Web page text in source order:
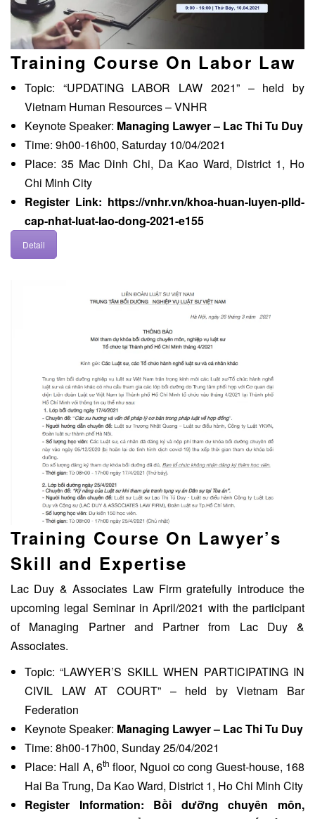
Training Course On Labor Law
Topic: “UPDATING LABOR LAW 2021” – held by
Vietnam Human Resources – VNHR
Keynote Speaker: Managing Lawyer – Lac Thi Tu Duy
Time: 9h00-16h00, Saturday 10/04/2021
Place: 35 Mac Dinh Chi, Da Kao Ward, District 1, Ho
Chi Minh City
Register Link: https://vnhr.vn/khoa-huan-luyen-plld-
cap-nhat-luat-lao-dong-2021-e155
Detail
Training Course On Lawyer’s
Skill and Expertise
Lac Duy & Associates Law Firm gratefully introduce the
upcoming legal Seminar in April/2021 with the participant
of Managing Partner and Partner from Lac Duy &
Associates.
Topic: “LAWYER’S SKILL WHEN PARTICIPATING IN
CIVIL LAW AT COURT” – held by Vietnam Bar
Federation
Keynote Speaker: Managing Lawyer – Lac Thi Tu Duy
Time: 8h00-17h00, Sunday 25/04/2021
Place: Hall A, 6th floor, Nguoi co cong Guest-house, 168
Hai Ba Trung, Da Kao Ward, District 1, Ho Chi Minh City
Register Information: Bồi dưỡng chuyên môn,